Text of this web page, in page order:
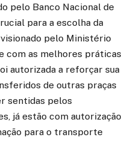
pelo Banco Nacional de
para a escolha da
pelo Ministério
com as melhores práticas
autorizada a reforçar sua
de outras praças
sentidas pelos
já estão com autorização
para o transporte